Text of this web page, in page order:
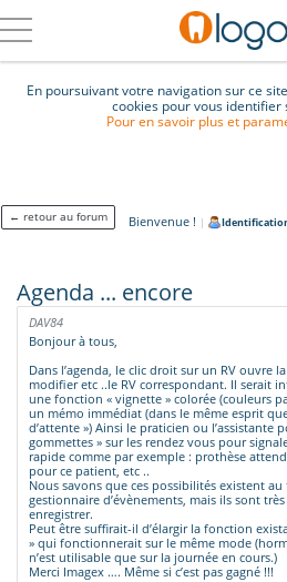
En poursuivant votre navigation sur ce
cookies pour vous
Pour en savoir plus et
← retour au forum Bienvenue ! |
Agenda ... encore
DAV84
Bonjour à tous,
Dans l’agenda, le clic droit sur un RV ouvre
modifier etc ..le RV correspondant. Il serait
une fonction « vignette » colorée (couleurs
un mémo immédiat (dans le même esprit
d’attente ») Ainsi le praticien ou l’assistante
gommettes » sur les rendez vous pour
rapide comme par exemple : prothèse
pour ce patient, etc ..
Nous savons que ces possibilités existent
gestionnaire d’évènements, mais ils sont
enregistrer.
Peut être suffirait-il d’élargir la fonction
» qui fonctionnerait sur le même mode
n’est utilisable que sur la journée en cours.)
Merci Imagex …. Même si c’est pas gagné !!!